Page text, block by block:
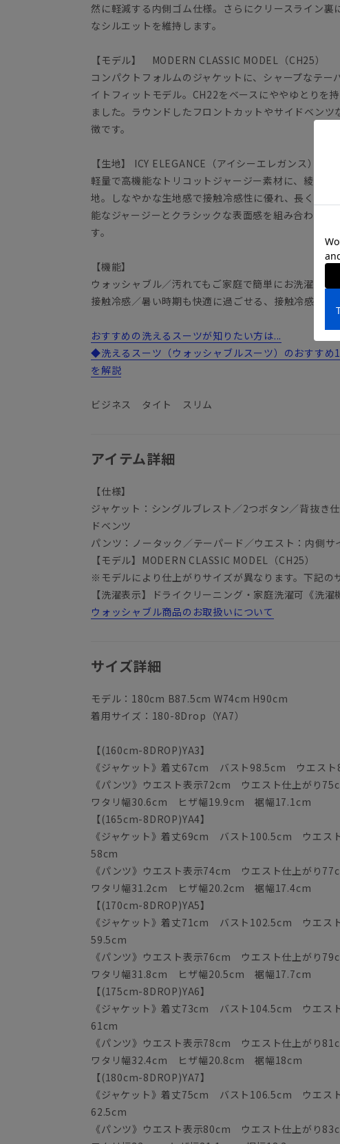
然に軽減する内側ゴム仕様。さらにクリースライン裏
なシルエットを維持します。
【モデル】 MODERN CLASSIC MODEL（CH25）
コンパクトフォルムのジャケットに、シャープなテー
イトフィットモデル。CH22をベースにややゆとりを
ました。ラウンドしたフロントカットやサイドベン
徴です。
【生地】 ICY ELEGANCE（アイシーエレガンス）
軽量で高機能なトリコットジャージー素材に、綾織
地。しなやかな生地感で接触冷感性に優れ、長く暑い
能なジャージーとクラシックな表面感を組み合わせた
す。
【機能】
ウォッシャブル／汚れてもご家庭で簡単にお洗濯が可
接触冷感／暑い時期も快適に過ごせる、接触冷感性の
おすすめの洗えるスーツが知りたい方は...
◆洗えるスーツ（ウォッシャブルスーツ）のおすすめ
を解説
ビジネス タイト スリム
アイテム詳細
【仕様】
ジャケット：シングルブレスト／2つボタン／背抜き
ドベンツ
パンツ：ノータック／テーパード／ウエスト：内側サ
【モデル】MODERN CLASSIC MODEL（CH25）
※モデルにより仕上がりサイズが異なります。下記の
【洗濯表示】ドライクリーニング・家庭洗濯可《洗濯
ウォッシャブル商品のお取扱いについて
サイズ詳細
モデル：180cm B87.5cm W74cm H90cm
着用サイズ：180-8Drop（YA7）
【(160cm-8DROP)YA3】
《ジャケット》着丈67cm バスト98.5cm ウエ
《パンツ》ウエスト表示72cm ウエスト仕上が
ワタリ幅30.6cm ヒザ幅19.9cm 裾幅17.1cm
【(165cm-8DROP)YA4】
《ジャケット》着丈69cm バスト100.5cm ウエ
58cm
《パンツ》ウエスト表示74cm ウエスト仕上が
ワタリ幅31.2cm ヒザ幅20.2cm 裾幅17.4cm
【(170cm-8DROP)YA5】
《ジャケット》着丈71cm バスト102.5cm ウエ
59.5cm
《パンツ》ウエスト表示76cm ウエスト仕上が
ワタリ幅31.8cm ヒザ幅20.5cm 裾幅17.7cm
【(175cm-8DROP)YA6】
《ジャケット》着丈73cm バスト104.5cm ウエ
61cm
《パンツ》ウエスト表示78cm ウエスト仕上が
ワタリ幅32.4cm ヒザ幅20.8cm 裾幅18cm
【(180cm-8DROP)YA7】
《ジャケット》着丈75cm バスト106.5cm ウエ
62.5cm
《パンツ》ウエスト表示80cm ウエスト仕上が